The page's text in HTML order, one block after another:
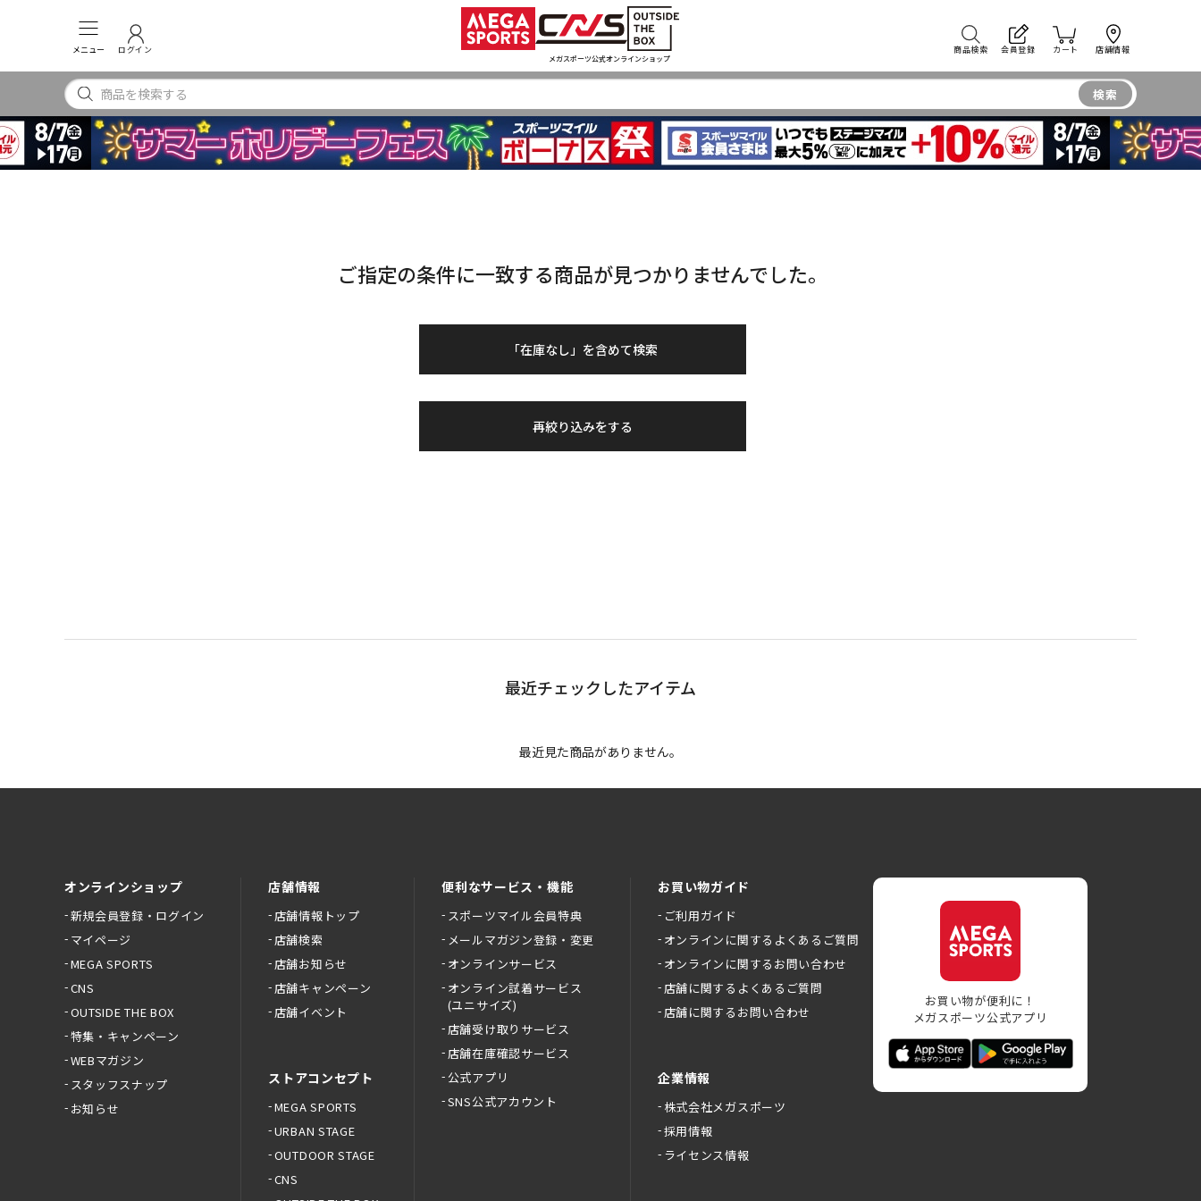
メニュー ログイン
メガスポーツ公式オンラインショップ
商品検索 会員登録 カート 店舗情報
検索
ご指定の条件に一致する商品が見つかりませんでした。
「在庫なし」を含めて検索
再絞り込みをする
最近チェックしたアイテム
最近見た商品がありません。
オンラインショップ
新規会員登録・ログイン
マイページ
MEGA SPORTS
CNS
OUTSIDE THE BOX
特集・キャンペーン
WEBマガジン
スタッフスナップ
お知らせ
店舗情報
店舗情報トップ
店舗検索
店舗お知らせ
店舗キャンペーン
店舗イベント
ストアコンセプト
MEGA SPORTS
URBAN STAGE
OUTDOOR STAGE
CNS
便利なサービス・機能
スポーツマイル会員特典
メールマガジン登録・変更
オンラインサービス
オンライン試着サービス
(ユニサイズ)
店舗受け取りサービス
店舗在庫確認サービス
公式アプリ
SNS公式アカウント
お買い物ガイド
ご利用ガイド
オンラインに関するよくあるご質問
オンラインに関するお問い合わせ
店舗に関するよくあるご質問
店舗に関するお問い合わせ
企業情報
株式会社メガスポーツ
採用情報
ライセンス情報
お買い物が便利に！
メガスポーツ公式アプリ